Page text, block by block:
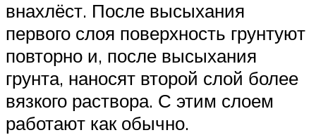
внахлёст. После высыхания
первого слоя поверхность грунтуют
повторно и, после высыхания
грунта, наносят второй слой более
вязкого раствора. С этим слоем
работают как обычно.